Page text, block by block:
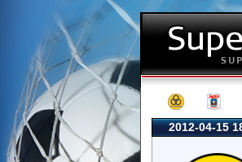
2012-04-15